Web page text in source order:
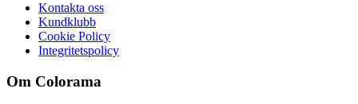
Kontakta oss
Kundklubb
Cookie Policy
Integritetspolicy
Om Colorama